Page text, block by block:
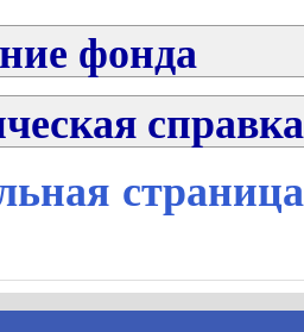
фонда
справка